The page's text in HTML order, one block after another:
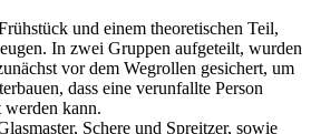
und einem theoretischen Teil,
In zwei Gruppen aufgeteilt, wurden
vor dem Wegrollen gesichert, um
dass eine verunfallte Person
werden kann.
Schere und Spreitzer, sowie